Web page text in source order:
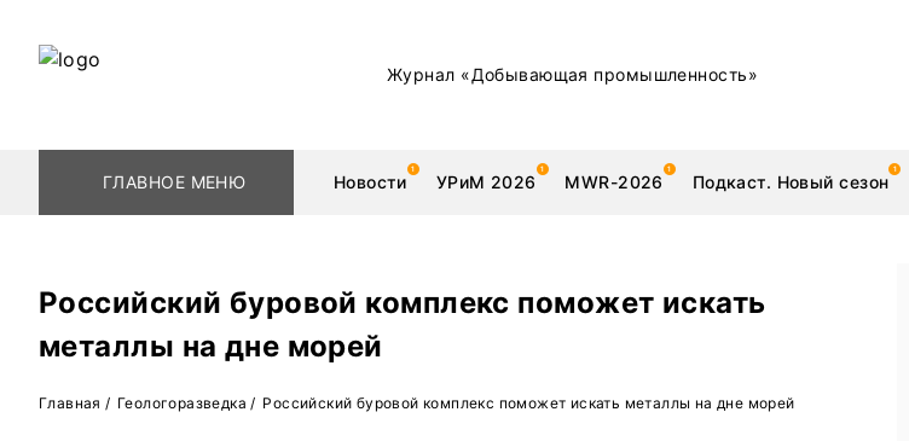
Журнал «Добывающая промышленность»
ГЛАВНОЕ МЕНЮ Новости УРиМ 2026 MWR-2026 Подкаст. Новый сезон
Геологоразведка
Обогащение
Редкоземельные металлы
Золото Техника и технологии
Российский буровой комплекс поможет искать
металлы на дне морей
Главная / Геологоразведка/ Российский буровой комплекс поможет искать металлы на дне морей